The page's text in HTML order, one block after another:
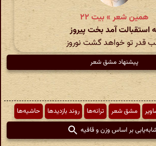
همین شعر » بیت ۲۲
استقبالت آمد بخت پیروز
قدر تو خواهد گشت نوروز
پیشنهاد مشق شعر
مشق شعر ترانه‌ها روند بازدیدها
حاشیه‌ها
بر اساس وزن و قافیه